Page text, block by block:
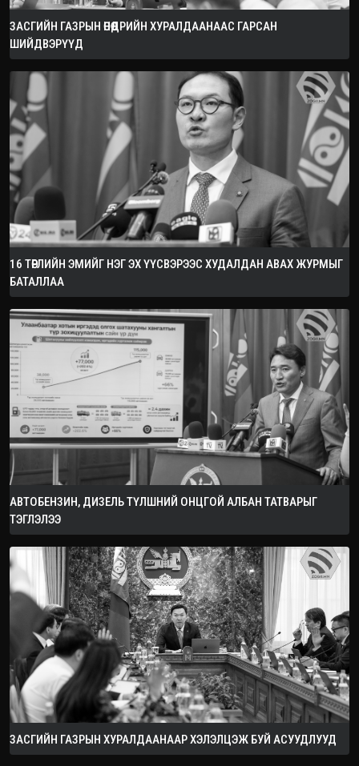
ЗАСГИЙН ГАЗРЫН ӨНӨӨДРИЙН ХУРАЛДААНААС ГАРСАН
ШИЙДВЭРҮҮД
16 ТӨРЛИЙН ЭМИЙГ НЭГ ЭХ ҮҮСВЭРЭЭС ХУДАЛДАН АВАХ ЖУРМЫГ
БАТАЛЛАА
АВТОБЕНЗИН, ДИЗЕЛЬ ТҮЛШНИЙ ОНЦГОЙ АЛБАН ТАТВАРЫГ
ТЭГЛЭЛЭЭ
ЗАСГИЙН ГАЗРЫН ХУРАЛДААНААР ХЭЛЭЛЦЭЖ БУЙ АСУУДЛУУД